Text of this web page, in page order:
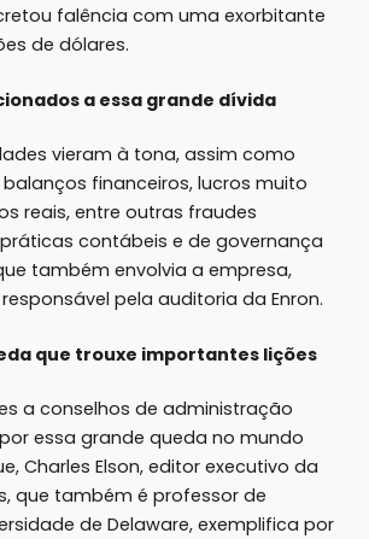
falência com uma exorbitante
de dólares.
a essa grande dívida
vieram à tona, assim como
financeiros, lucros muito
reais, entre outras fraudes
contábeis e de governança
também envolvia a empresa,
pela auditoria da Enron.
que trouxe importantes lições
a conselhos de administração
essa grande queda no mundo
Charles Elson, editor executivo da
que também é professor de
de Delaware, exemplifica por